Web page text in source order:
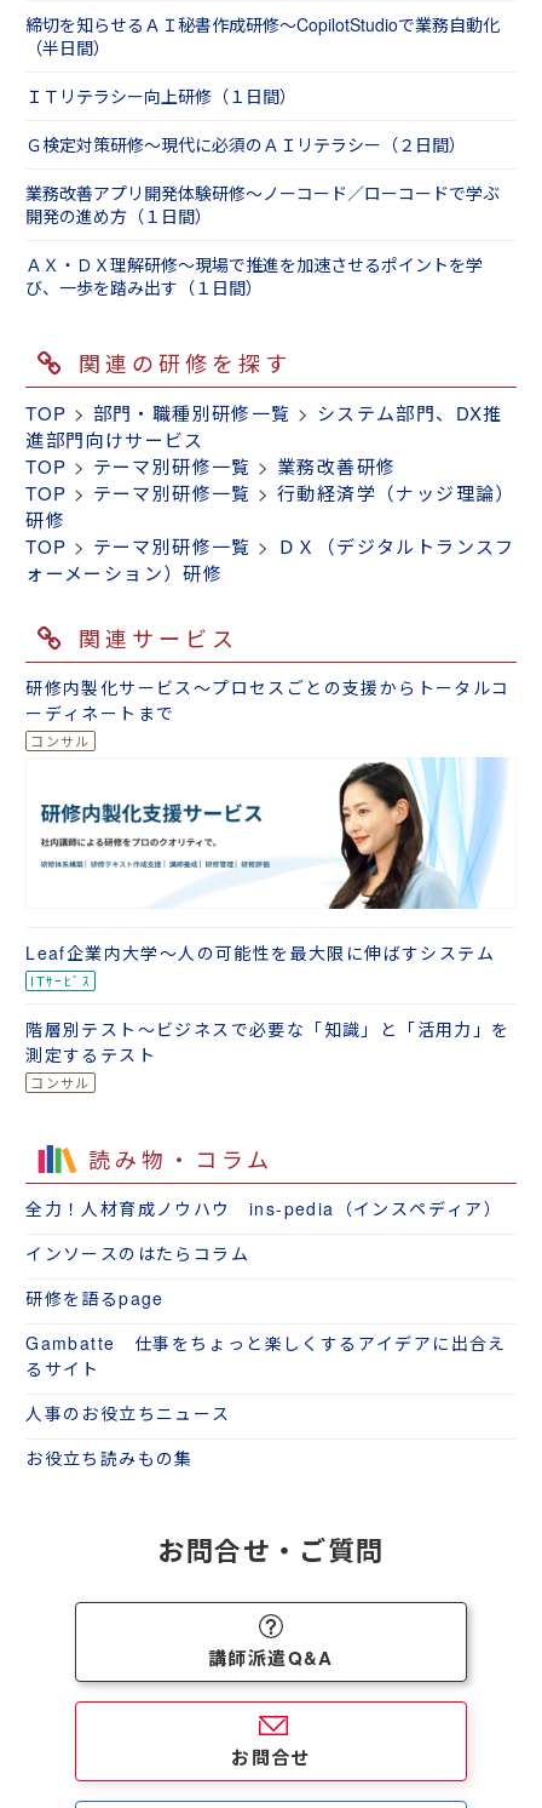
締切を知らせるＡＩ秘書作成研修～CopilotStudioで業務自動化
（半日間）
ＩＴリテラシー向上研修（１日間）
Ｇ検定対策研修～現代に必須のＡＩリテラシー（２日間）
業務改善アプリ開発体験研修～ノーコード／ローコードで学ぶ
開発の進め方（１日間）
ＡＸ・ＤＸ理解研修～現場で推進を加速させるポイントを学
び、一歩を踏み出す（１日間）
関連の研修を探す
TOP > 部門・職種別研修一覧 > システム部門、DX推
進部門向けサービス
TOP > テーマ別研修一覧 > 業務改善研修
TOP > テーマ別研修一覧 >行動経済学（ナッジ理論）
研修
TOP > テーマ別研修一覧 > ＤＸ（デジタルトランスフ
ォーメーション）研修
関連サービス
研修内製化サービス～プロセスごとの支援からトータルコ
ーディネートまで
Leaf企業内大学～人の可能性を最大限に伸ばすシステム
階層別テスト～ビジネスで必要な「知識」と「活用力」を
測定するテスト
読み物・コラム
全力！人材育成ノウハウ ins-pedia（インスペディア）
インソースのはたらコラム
研修を語るpage
Gambatte 仕事をちょっと楽しくするアイデアに出合え
るサイト
人事のお役立ちニュース
お役立ち読みもの集
お問合せ・ご質問
講師派遣Q&A
お問合せ